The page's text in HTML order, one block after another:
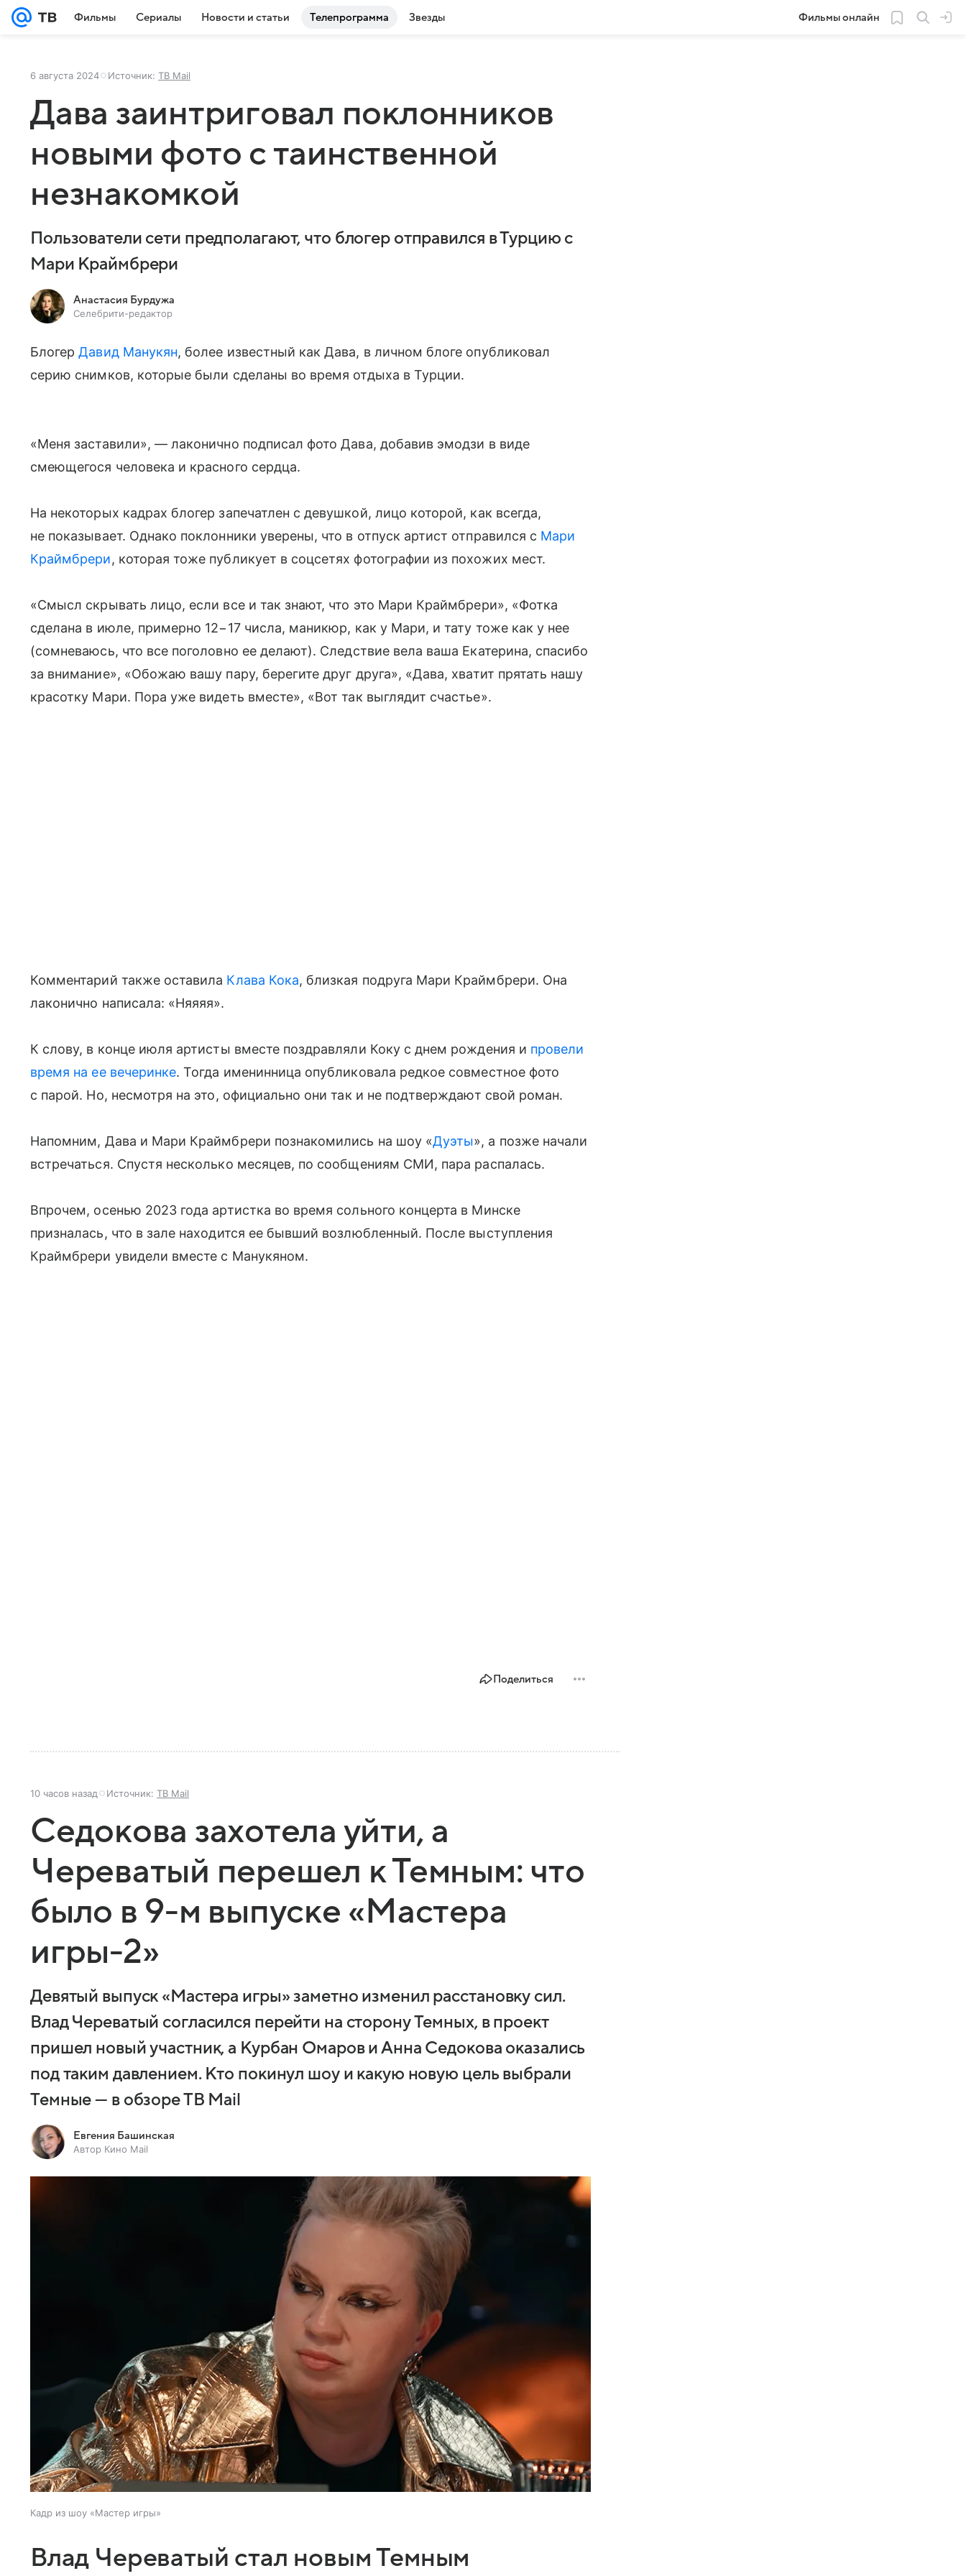
Фильмы Сериалы Новости и статьи Телепрограмма Звезды Фильмы онлайн
6 августа 2024 Источник: ТВ Mail
Дава заинтриговал поклонников
новыми фото с таинственной
незнакомкой
Пользователи сети предполагают, что блогер отправился в Турцию с
Мари Краймбрери
Анастасия Бурдужа
Селебрити-редактор
БлогерДавид Манукян, более известный как Дава, в личном блоге опубликовал
серию снимков, которые были сделаны во время отдыха в Турции.
«Меня заставили», — лаконично подписал фото Дава, добавив эмодзи в виде
смеющегося человека и красного сердца.
На некоторых кадрах блогер запечатлен с девушкой, лицо которой, как всегда,
не показывает. Однако поклонники уверены, что в отпуск артист отправился с Мари
Краймбрери, которая тоже публикует в соцсетях фотографии из похожих мест.
«Смысл скрывать лицо, если все и так знают, что это Мари Краймбрери», «Фотка
сделана в июле, примерно 12−17 числа, маникюр, как у Мари, и тату тоже как у нее
(сомневаюсь, что все поголовно ее делают). Следствие вела ваша Екатерина, спасибо
за внимание», «Обожаю вашу пару, берегите друг друга», «Дава, хватит прятать нашу
красотку Мари. Пора уже видеть вместе», «Вот так выглядит счастье».
Комментарий также оставила Клава Кока, близкая подруга Мари Краймбрери. Она
лаконично написала: «Няяяя».
К слову, в конце июля артисты вместе поздравляли Коку с днем рождения и провели
время на ее вечеринке. Тогда именинница опубликовала редкое совместное фото
с парой. Но, несмотря на это, официально они так и не подтверждают свой роман.
Напомним, Дава и Мари Краймбрери познакомились на шоу «Дуэты», а позже начали
встречаться. Спустя несколько месяцев, по сообщениям СМИ, пара распалась.
Впрочем, осенью 2023 года артистка во время сольного концерта в Минске
призналась, что в зале находится ее бывший возлюбленный. После выступления
Краймбрери увидели вместе с Манукяном.
Поделиться
10 часов назад Источник: ТВ Mail
Седокова захотела уйти, а
Череватый перешел к Темным: что
было в 9-м выпуске «Мастера
игры-2»
Девятый выпуск «Мастера игры» заметно изменил расстановку сил.
Влад Череватый согласился перейти на сторону Темных, в проект
пришел новый участник, а Курбан Омаров и Анна Седокова оказались
под таким давлением. Кто покинул шоу и какую новую цель выбрали
Темные — в обзоре ТВ Mail
Евгения Башинская
Автор Кино Mail
Кадр из шоу «Мастер игры»
Влад Череватый стал новым Темным